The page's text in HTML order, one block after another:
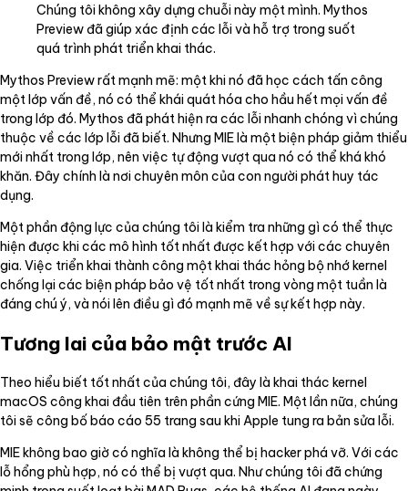
Chúng tôi không xây dựng chuỗi này một mình. Mythos
Preview đã giúp xác định các lỗi và hỗ trợ trong suốt
quá trình phát triển khai thác.
Mythos Preview rất mạnh mẽ: một khi nó đã học cách tấn công
một lớp vấn đề, nó có thể khái quát hóa cho hầu hết mọi vấn đề
trong lớp đó. Mythos đã phát hiện ra các lỗi nhanh chóng vì chúng
thuộc về các lớp lỗi đã biết. Nhưng MIE là một biện pháp giảm thiểu
mới nhất trong lớp, nên việc tự động vượt qua nó có thể khá khó
khăn. Đây chính là nơi chuyên môn của con người phát huy tác
dụng.
Một phần động lực của chúng tôi là kiểm tra những gì có thể thực
hiện được khi các mô hình tốt nhất được kết hợp với các chuyên
gia. Việc triển khai thành công một khai thác hỏng bộ nhớ kernel
chống lại các biện pháp bảo vệ tốt nhất trong vòng một tuần là
đáng chú ý, và nói lên điều gì đó mạnh mẽ về sự kết hợp này.
Tương lai của bảo mật trước AI
Theo hiểu biết tốt nhất của chúng tôi, đây là khai thác kernel
macOS công khai đầu tiên trên phần cứng MIE. Một lần nữa, chúng
tôi sẽ công bố báo cáo 55 trang sau khi Apple tung ra bản sửa lỗi.
MIE không bao giờ có nghĩa là không thể bị hacker phá vỡ. Với các
lỗ hổng phù hợp, nó có thể bị vượt qua. Như chúng tôi đã chứng